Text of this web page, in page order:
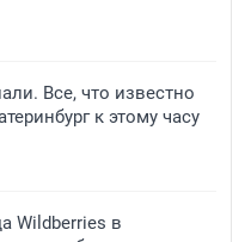
Все, что известно
к этому часу
Wildberries в